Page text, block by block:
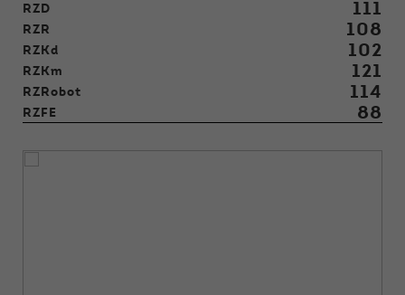
RZD 111
RZR 108
RZKd 102
RZKm 121
RZRobot 114
RZFE 88